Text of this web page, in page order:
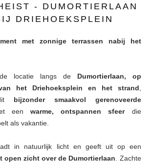
- DUMORTIERLAAN
DRIEHOEKSPLEIN
met zonnige terrassen nabij het
locatie langs de Dumortierlaan,
op
het Driehoeksplein en het strand
bijzonder smaakvol gerenoveerde
een warme, ontspannen sfeerdie
als vakantie.
in natuurlijk licht en geeft uit op een
open zicht over de Dumortierlaan . Zachte